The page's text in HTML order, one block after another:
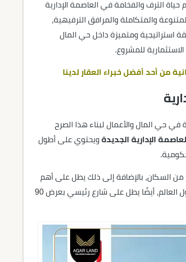
حياة الترف والفخامة في العاصمة الإدارية
والمتكاملة والمرافق الترفيهية،
استراتيجية ومتميزة داخل حي المال
للمشروع.
من أحد أفضل خبراء العقار لدينا
حي المال والأعمال لبناء هذا الصرح
الإدارية الجديدة ويحتوي على أطول
السكان، بالإضافة إلى ذلك يطل على أهم
المعالم السياحية التي يتردد عليها السياح والزوار من مختلف دول العالم، أيضًا يطل على شارع رئيسي بعرض 90